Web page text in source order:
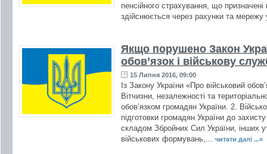
пенсійного страхування, що
здійснюється через рахунки та
Якщо порушено Закон
обов’язок і військову
15 Липня 2016, 09:00
Із Закону України «Про військовий
Вітчизни, незалежності та
обов’язком громадян України. 2.
підготовки громадян України до
складом Збройних Сил України, інших
військових формувань,...
читати далі ...»